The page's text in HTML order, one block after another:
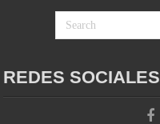
REDES SOCIALES